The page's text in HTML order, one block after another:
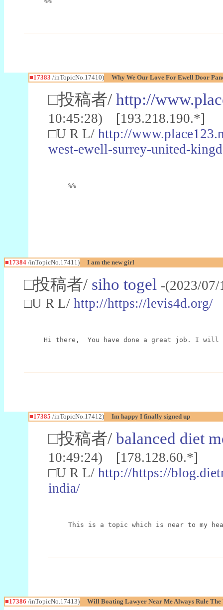
■17383 /inTopicNo.17410) Why We Our Love For Ewell Door
□投稿者/ http://
10:45:28) [193.218.190.*]
□U R L/ http://
west-ewell-surrey-united-
%%
■17384 /inTopicNo.17411) I am the new girl
□投稿者/ siho togel -(2023/
□U R L/ http://https://levis4d.org/
Hi there,  You have done a great job. I
■17385 /inTopicNo.17412) Im happy I finally signed up
□投稿者/ balanced diet
10:49:24) [178.128.60.*]
□U R L/ http://https://
india/
This is a topic which is near to my
■17386 /inTopicNo.17413) Will Boating Lawyer Near Me Always Rule